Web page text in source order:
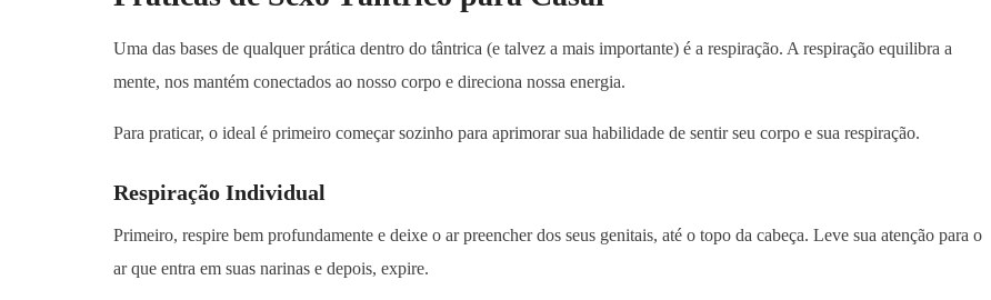
Uma das bases de qualquer prática dentro do tântrica (e talvez a mais importante) é a respiração. A respiração equilibra a
mente, nos mantém conectados ao nosso corpo e direciona nossa energia.
Para praticar, o ideal é primeiro começar sozinho para aprimorar sua habilidade de sentir seu corpo e sua respiração.
Respiração Individual
Primeiro, respire bem profundamente e deixe o ar preencher dos seus genitais, até o topo da cabeça. Leve sua atenção para o
ar que entra em suas narinas e depois, expire.